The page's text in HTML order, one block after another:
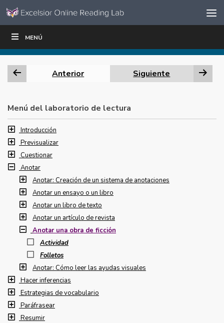
Ir al contenido
navegación
MENÚ
ESCRIBIR
Anterior Siguiente
Menú del laboratorio de lectura
Introducción
Previsualizar
Cuestionar
Anotar
Anotar: Creación de un sistema de anotaciones
Anotar un ensayo o un libro
Anotar un libro de texto
Anotar un artículo de revista
Anotar una obra de ficción
Actividad
Folletos
Anotar: Cómo leer las ayudas visuales
Hacer inferencias
Estrategias de vocabulario
Paráfrasear
Resumir